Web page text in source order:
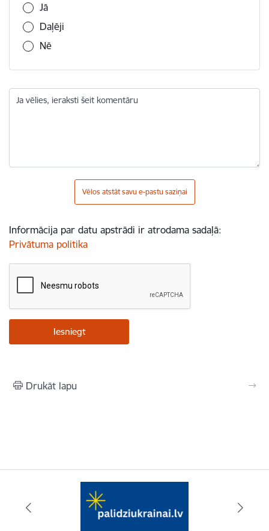
Jā
Daļēji
Nē
Ja vēlies, ieraksti šeit komentāru
Vēlos atstāt savu e-pastu saziņai
Informācija par datu apstrādi ir atrodama sadaļā:
Privātuma politika
Drukāt lapu